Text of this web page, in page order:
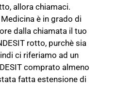
allora chiamaci.
è in grado di
dalla chiamata il tuo
rotto, purchè sia
ci riferiamo ad un
comprato almeno
fatta estensione di